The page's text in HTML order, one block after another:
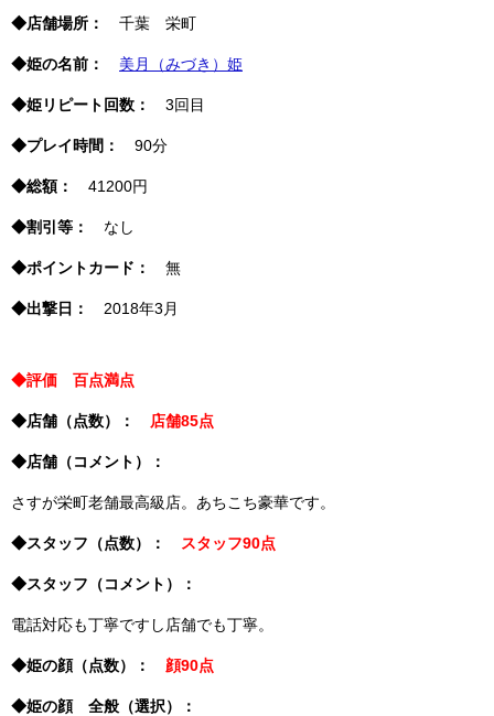
◆店舗場所： 千葉 栄町
◆姫の名前： 美月（みづき）姫
◆姫リピート回数： 3回目
◆プレイ時間： 90分
◆総額： 41200円
◆割引等： なし
◆ポイントカード： 無
◆出撃日： 2018年3月
◆評価 百点満点
◆店舗（点数）： 店舗85点
◆店舗（コメント）：
さすが栄町老舗最高級店。あちこち豪華です。
◆スタッフ（点数）： スタッフ90点
◆スタッフ（コメント）：
電話対応も丁寧ですし店舗でも丁寧。
◆姫の顔（点数）： 顔90点
◆姫の顔 全般（選択）：